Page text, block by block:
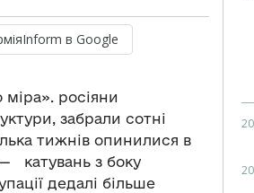
в Google
міра». росіяни
забрали сотні
тижнів опинилися в
— катувань з боку
дедалі більше